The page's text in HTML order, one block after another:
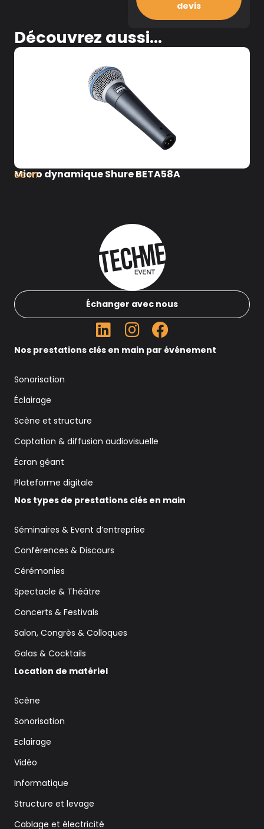
devis
Découvrez aussi...
Micro dynamique Shure BETA58A
6€ HT
Échanger avec nous
Nos prestations clés en main par événement
Sonorisation
Éclairage
Scène et structure
Captation & diffusion audiovisuelle
Écran géant
Plateforme digitale
Nos types de prestations clés en main
Séminaires & Event d’entreprise
Conférences & Discours
Cérémonies
Spectacle & Théâtre
Concerts & Festivals
Salon, Congrès & Colloques
Galas & Cocktails
Location de matériel
Scène
Sonorisation
Eclairage
Vidéo
Informatique
Structure et levage
Cablage et électricité